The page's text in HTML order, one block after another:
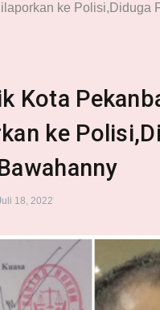
ke Polisi,Diduga
Kota
ke
18, 2022